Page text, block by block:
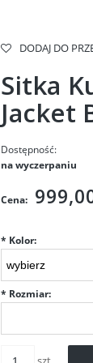
DODAJ DO
Sitka
Jacket
Dostępność:
na wyczerpaniu
Cena:
* Kolor:
* Rozmiar: